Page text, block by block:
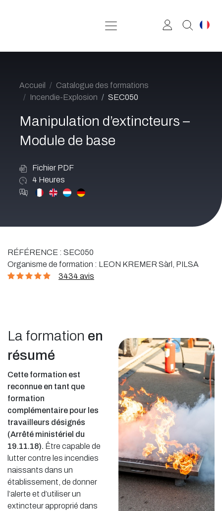
Accueil
Catalogue des formations
Incendie-Explosion
SEC050
Manipulation d’extincteurs –
Module de base
Fichier PDF
4 Heures
RÉFÉRENCE : SEC050
Organisme de formation : LEON KREMER Sàrl, PILSA
3434 avis
La formation en
résumé
Cette formation est
reconnue en tant que
formation
complémentaire pour les
travailleurs désignés
(Arrêté ministériel du
19.11.18). Être capable de
lutter contre les incendies
naissants dans un
établissement, de donner
l’alerte et d’utiliser un
extincteur approprié dans